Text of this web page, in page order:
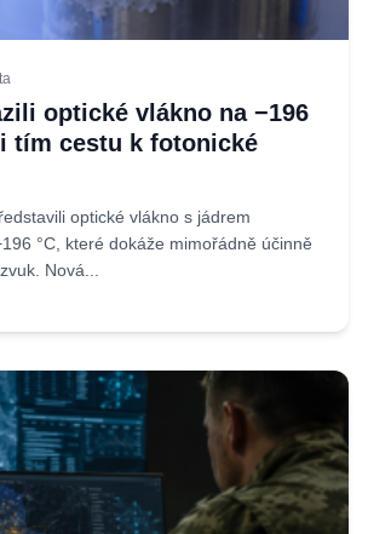
optické vlákno na −196
tím cestu k fotonické
optické vlákno s jádrem
°C, které dokáže mimořádně účinně
Nová...